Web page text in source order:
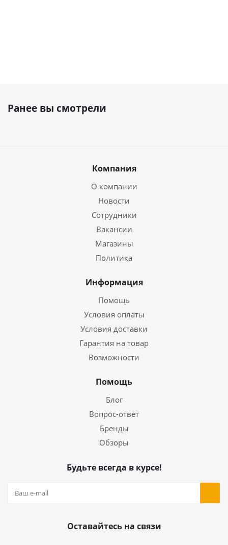
Ранее вы смотрели
Компания
О компании
Новости
Сотрудники
Вакансии
Магазины
Политика
Информация
Помощь
Условия оплаты
Условия доставки
Гарантия на товар
Возможности
Помощь
Блог
Вопрос-ответ
Бренды
Обзоры
Будьте всегда в курсе!
Оставайтесь на связи